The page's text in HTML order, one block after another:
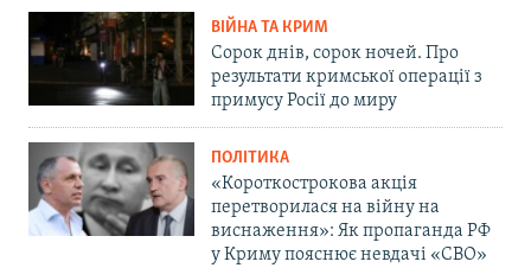
ВІЙНА ТА КРИМ
Сорок днів, сорок ночей. Про
результати кримської операції з
примусу Росії до миру
ПОЛІТИКА
«Короткострокова акція
перетворилася на війну на
виснаження»: Як пропаганда РФ
у Криму пояснює невдачі «СВО»